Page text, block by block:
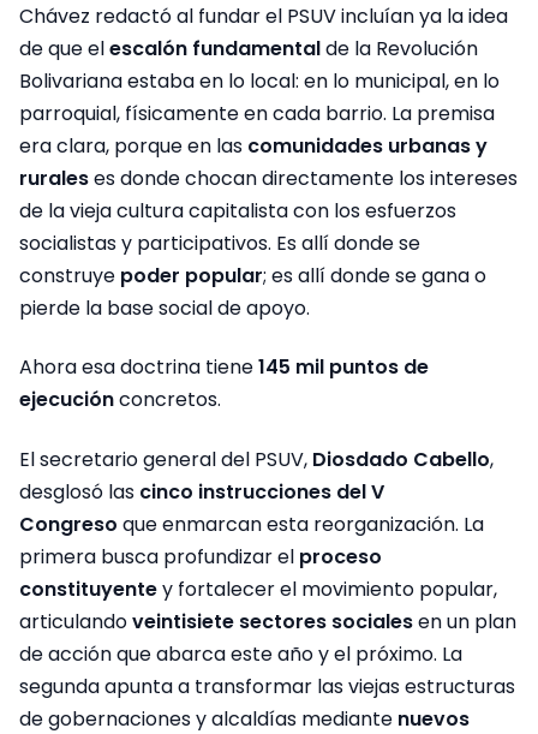
Chávez redactó al fundar el PSUV incluían ya la idea
de que elescalón fundamentalde la Revolución
Bolivariana estaba en lo local: en lo municipal, en lo
parroquial, físicamente en cada barrio. La premisa
era clara, porque en las comunidades urbanas y
ruraleses donde chocan directamente los intereses
de la vieja cultura capitalista con los esfuerzos
socialistas y participativos. Es allí donde se
construye poder popular; es allí donde se gana o
pierde la base social de apoyo.
Ahora esa doctrina tiene145 mil puntos de
ejecuciónconcretos.
El secretario general del PSUV, Diosdado Cabello,
desglosó las cinco instrucciones del V
Congreso que enmarcan esta reorganización. La
primera busca profundizar el proceso
constituyentey fortalecer el movimiento popular,
articulandoveintisiete sectores socialesen un plan
de acción que abarca este año y el próximo. La
segunda apunta a transformar las viejas estructuras
de gobernaciones y alcaldías mediante nuevos